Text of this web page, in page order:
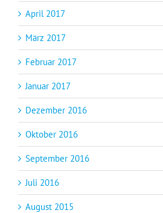
April 2017
März 2017
Februar 2017
Januar 2017
Dezember 2016
Oktober 2016
September 2016
Juli 2016
August 2015